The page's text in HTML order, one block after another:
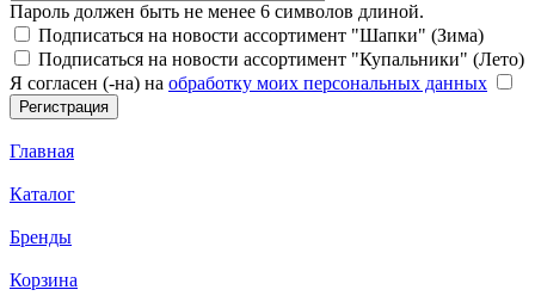
Пароль должен быть не менее 6 символов длиной.
Подписаться на новости ассортимент "Шапки" (Зима)
Подписаться на новости ассортимент "Купальники" (Лето)
Я согласен (-на) на обработку моих персональных данных
Главная
Каталог
Бренды
Корзина